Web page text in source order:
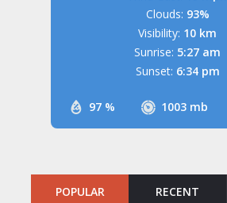
97 % 1003 mb
Clouds: 93%
Visibility: 10 km
Sunrise: 5:27 am
Sunset: 6:34 pm
POPULAR RECENT